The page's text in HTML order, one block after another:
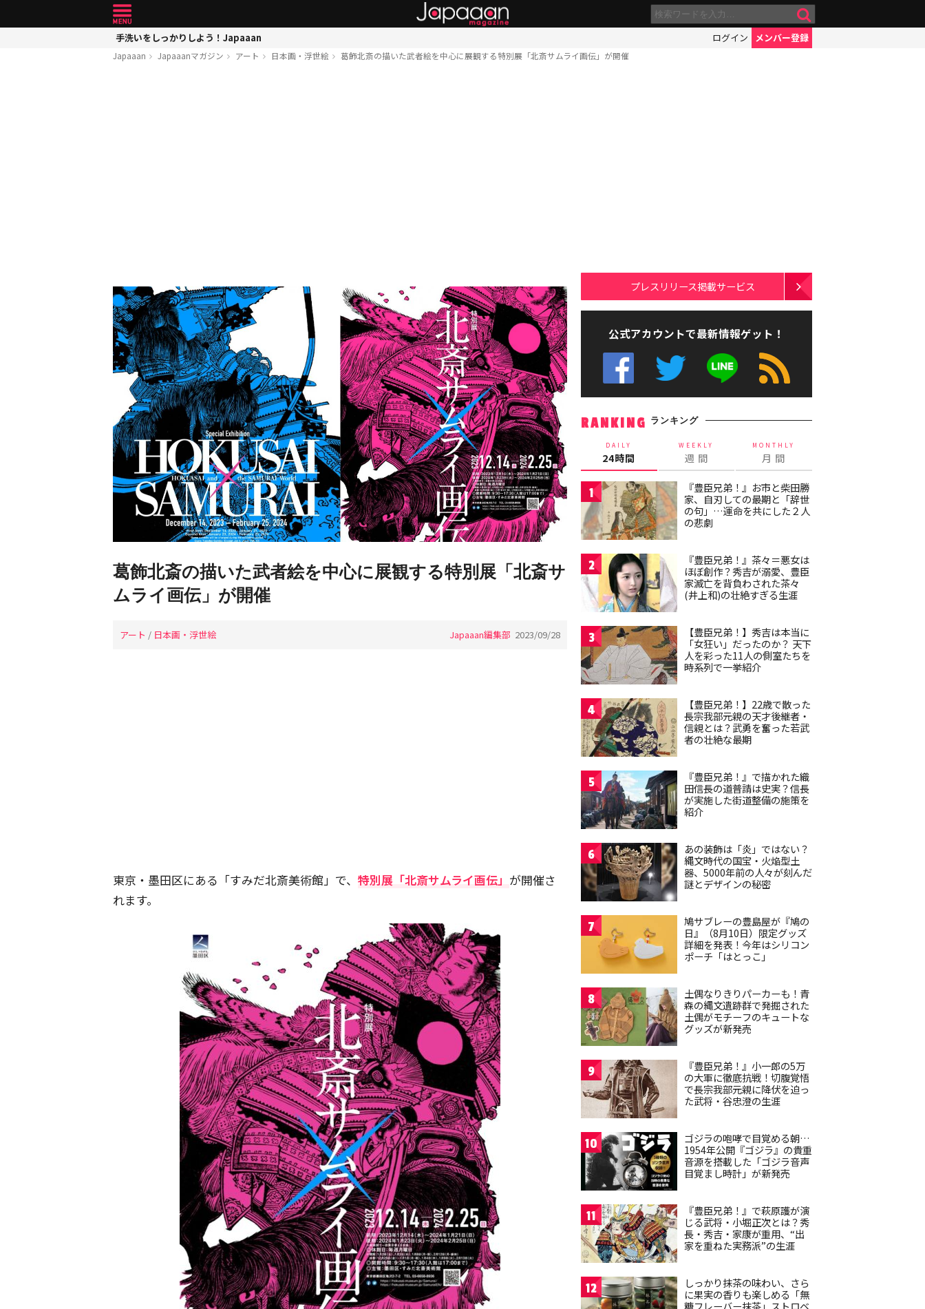
手洗いをしっかりしよう！Japaaan ログイン メンバー登録
Japaaan Japaaanマガジン アート 日本画・浮世絵 葛飾北斎の描いた武者絵を中心に展観する特別展「北斎サムライ画伝」が開催
葛飾北斎の描いた武者絵を中心に展観する特別展「北斎サ
ムライ画伝」が開催
アート / 日本画・浮世絵 Japaaan編集部 2023/09/28
東京・墨田区にある「すみだ北斎美術館」で、 特別展「北斎サムライ画伝」 が開催さ
れます。
プレスリリース掲載サービス
公式アカウントで最新情報ゲット！
RANKING ランキング
DAILY
24時間
WEEKLY
週 間
MONTHLY
月 間
1
『豊臣兄弟！』お市と柴田勝
家、自刃しての最期と「辞世
の句」…運命を共にした２人
の悲劇
2
『豊臣兄弟！』茶々＝悪女は
ほぼ創作？秀吉が溺愛、豊臣
家滅亡を背負わされた茶々
(井上和)の壮絶すぎる生涯
3
【豊臣兄弟！】秀吉は本当に
「女狂い」だったのか？ 天下
人を彩った11人の側室たちを
時系列で一挙紹介
4
【豊臣兄弟！】22歳で散った
長宗我部元親の天才後継者・
信親とは？武勇を奮った若武
者の壮絶な最期
5
『豊臣兄弟！』で描かれた織
田信長の道普請は史実？信長
が実施した街道整備の施策を
紹介
6
あの装飾は「炎」ではない？
縄文時代の国宝・火焔型土
器、5000年前の人々が刻んだ
謎とデザインの秘密
7
鳩サブレーの豊島屋が『鳩の
日』（8月10日）限定グッズ
詳細を発表！今年はシリコン
ポーチ「はとっこ」
8
土偶なりきりパーカーも！青
森の縄文遺跡群で発掘された
土偶がモチーフのキュートな
グッズが新発売
9
『豊臣兄弟！』小一郎の5万
の大軍に徹底抗戦！切腹覚悟
で長宗我部元親に降伏を迫っ
た武将・谷忠澄の生涯
10
ゴジラの咆哮で目覚める朝…
1954年公開『ゴジラ』の貴重
音源を搭載した「ゴジラ音声
目覚まし時計」が新発売
11
『豊臣兄弟！』で萩原護が演
じる武将・小堀正次とは？秀
長・秀吉・家康が重用、“出
家を重ねた実務派”の生涯
12
しっかり抹茶の味わい、さら
に果実の香りも楽しめる「無
糖フレーバー抹茶」ストロベ